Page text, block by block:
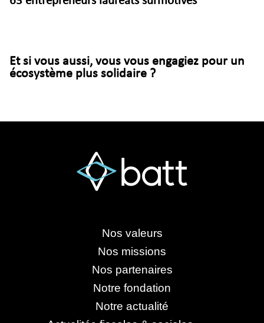
Et si vous aussi, vous vous engagiez pour un
écosystème plus solidaire ?
Nos valeurs
Nos missions
Nos partenaires
Notre fondation
Notre actualité